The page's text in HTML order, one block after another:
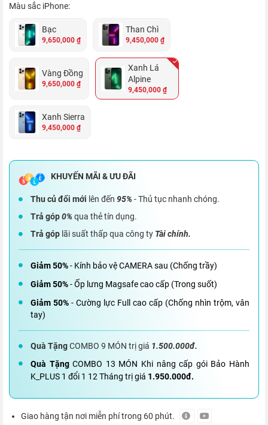
Màu sắc iPhone:
Bạc
9,650,000 ₫
Than Chì
9,450,000 ₫
Vàng Đồng
9,650,000 ₫
Xanh Lá
Alpine
9,450,000 ₫
Xanh Sierra
9,450,000 ₫
Thu củ đổi mới lên đến 95%- Thủ tục nhanh chóng.
Trả góp0%qua thẻ tín dụng.
Trả góp lãi suất thấp qua công ty Tài chính.
Giảm 50%- Kính bảo vệ CAMERA sau (Chống trầy)
Giảm 50%- Ốp lưng Magsafe cao cấp (Trong suốt)
Giảm 50% - Cường lực Full cao cấp (Chống nhìn trộm, vân
tay)
Quà TặngCOMBO 9 MÓN trị giá 1.500.000đ.
Quà TặngCOMBO 13 MÓN Khi nâng cấp gói Bảo Hành
K_PLUS 1 đổi 1 12 Tháng trị giá 1.950.000đ.
Giao hàng tận nơi miễn phí trong 60 phút.